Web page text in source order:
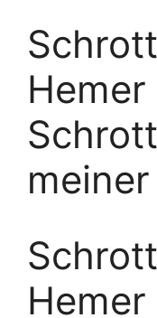
Hemer
Hemer